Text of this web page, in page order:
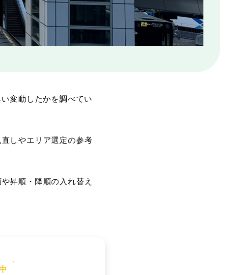
変動したかを調べてい
しやエリア選定の参考
昇順・降順の入れ替え